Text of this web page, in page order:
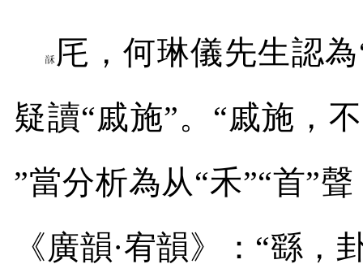
厇，何琳儀先生認為
疑讀“戚施”。“戚施，
”當分析為从“禾”“首”聲
《廣韻·宥韻》： “繇，